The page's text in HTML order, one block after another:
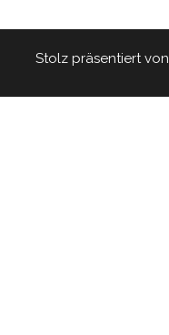
Stolz präsentiert von